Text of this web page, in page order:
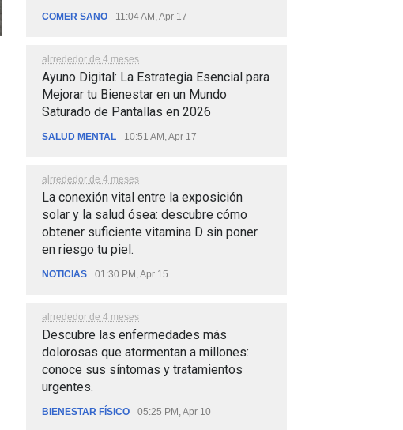
COMER SANO 11:04 AM, Apr 17
alrrededor de 4 meses
Ayuno Digital: La Estrategia Esencial para
Mejorar tu Bienestar en un Mundo
Saturado de Pantallas en 2026
SALUD MENTAL 10:51 AM, Apr 17
alrrededor de 4 meses
La conexión vital entre la exposición
solar y la salud ósea: descubre cómo
obtener suficiente vitamina D sin poner
en riesgo tu piel.
NOTICIAS 01:30 PM, Apr 15
alrrededor de 4 meses
Descubre las enfermedades más
dolorosas que atormentan a millones:
conoce sus síntomas y tratamientos
urgentes.
BIENESTAR FÍSICO 05:25 PM, Apr 10